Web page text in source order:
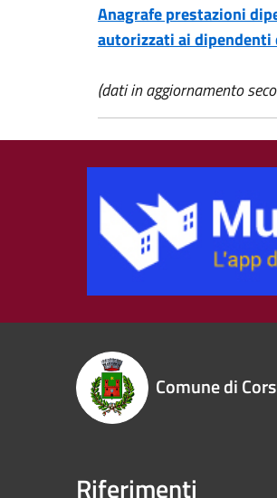
Anagrafe prestazioni
autorizzati ai dipendenti
(dati in aggiornamento
Comune di
Riferimenti